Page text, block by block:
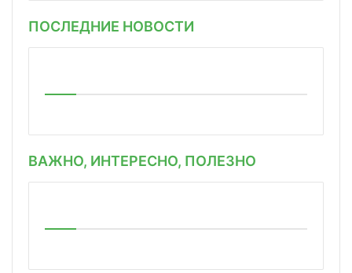
ПОСЛЕДНИЕ НОВОСТИ
ВАЖНО, ИНТЕРЕСНО, ПОЛЕЗНО